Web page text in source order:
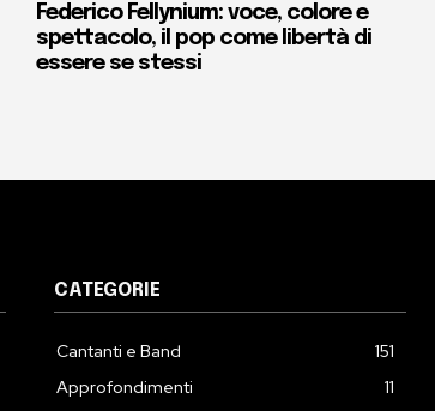
Federico Fellynium: voce, colore e
spettacolo, il pop come libertà di
essere se stessi
CATEGORIE
Cantanti e Band
151
Approfondimenti
11